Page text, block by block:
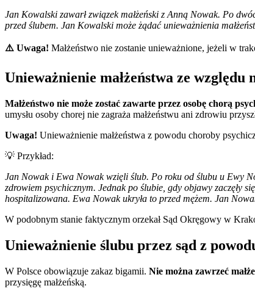
Jan Kowalski zawarł związek małżeński z Anną Nowak. Po
przed ślubem. Jan Kowalski może żądać unieważnienia
⚠️ Uwaga! Małżeństwo nie zostanie unieważnione, jeżeli w
Unieważnienie małżeństwa ze względu
Małżeństwo nie może zostać zawarte przez osobę chorą
umysłu osoby chorej nie zagraża małżeństwu ani zdrowiu
Uwaga! Unieważnienie małżeństwa z powodu choroby
💡 Przykład:
Jan Nowak i Ewa Nowak wzięli ślub. Po roku od ślubu u Ewy
zdrowiem psychicznym. Jednak po ślubie, gdy objawy zaczęły
hospitalizowana. Ewa Nowak ukryła to przed mężem. Jan
W podobnym stanie faktycznym orzekał Sąd Okręgowy w
Unieważnienie ślubu przez sąd z
W Polsce obowiązuje zakaz bigamii. Nie można zawrzeć
przysięgę małżeńską.